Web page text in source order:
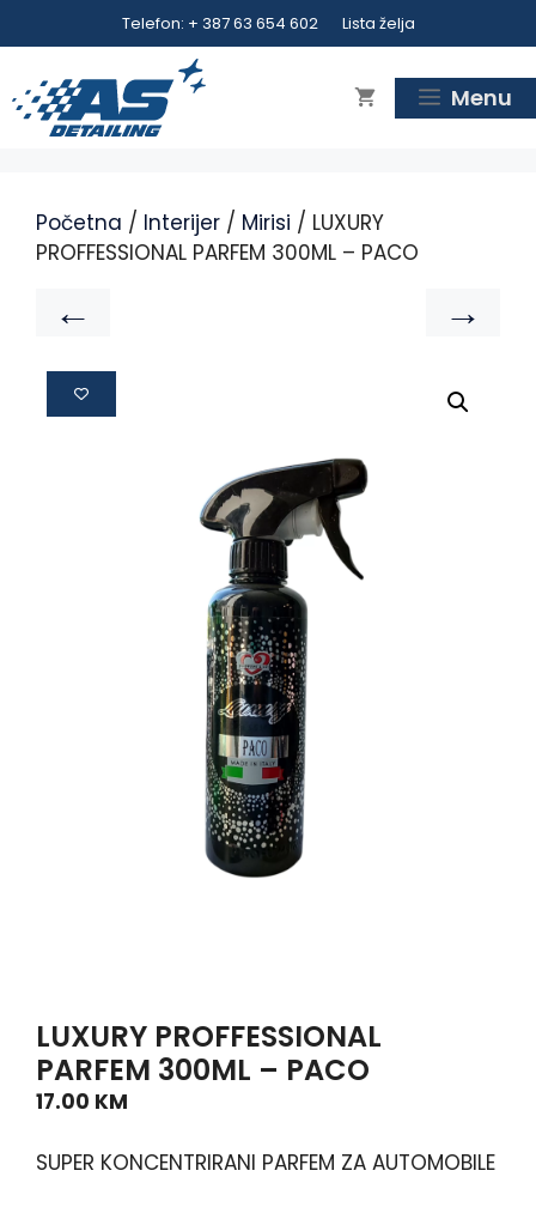
Telefon: + 387 63 654 602 Lista želja
Menu
Početna / Interijer / Mirisi / LUXURY
PROFFESSIONAL PARFEM 300ML – PACO
← →
LUXURY PROFFESSIONAL
PARFEM 300ML – PACO
17.00 KM
SUPER KONCENTRIRANI PARFEM ZA AUTOMOBILE